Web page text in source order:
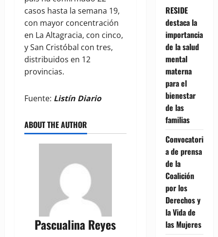
casos hasta la semana 19,
con mayor concentración
en La Altagracia, con cinco,
y San Cristóbal con tres,
distribuidos en 12
provincias.
Fuente: Listín Diario
ABOUT THE AUTHOR
Pascualina Reyes
RESIDE
destaca la
importancia
de la salud
mental
materna
para el
bienestar
de las
familias
Convocatori
a de prensa
de la
Coalición
por los
Derechos y
la Vida de
las Mujeres